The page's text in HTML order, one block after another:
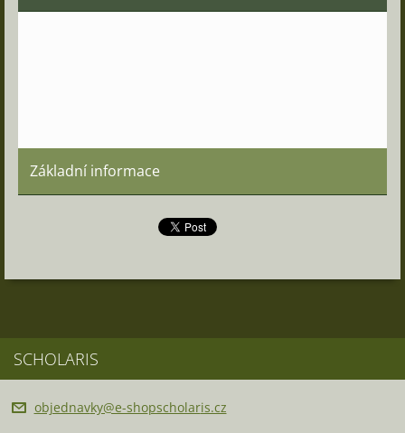
Základní informace
SCHOLARIS
objednavky@e-shopscholaris.cz